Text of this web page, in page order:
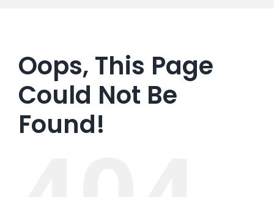
Oops, This Page
Could Not Be
Found!